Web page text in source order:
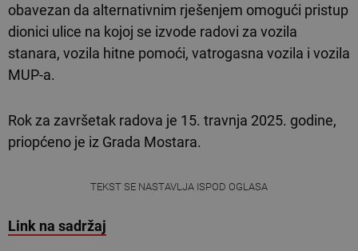
obavezan da alternativnim rješenjem omogući pristup
dionici ulice na kojoj se izvode radovi za vozila
stanara, vozila hitne pomoći, vatrogasna vozila i vozila
MUP-a.
Rok za završetak radova je 15. travnja 2025. godine,
priopćeno je iz Grada Mostara.
TEKST SE NASTAVLJA ISPOD OGLASA
Link na sadržaj